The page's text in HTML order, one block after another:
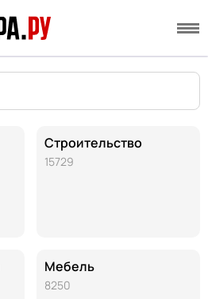
Строительство
15729
Мебель
8250